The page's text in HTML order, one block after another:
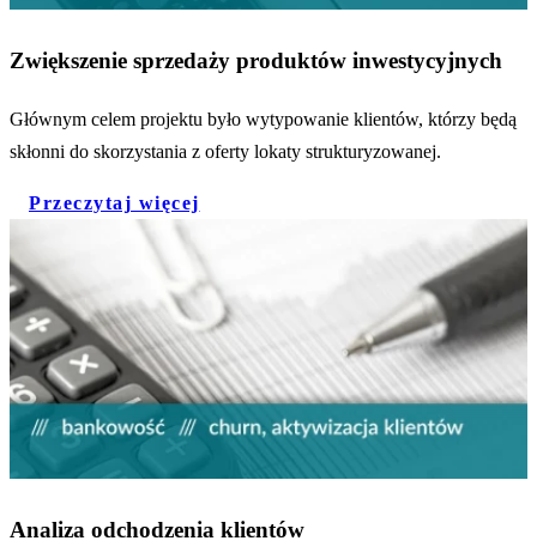
Zwiększenie sprzedaży produktów inwestycyjnych
Głównym celem projektu było wytypowanie klientów, którzy będą
skłonni do skorzystania z oferty lokaty strukturyzowanej.
Przeczytaj więcej
Analiza odchodzenia klientów